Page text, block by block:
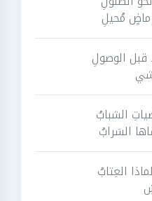
ماضٍ مُحيلِ
الوصولِ
الشبابُ
السَرابُ
العِتابُ